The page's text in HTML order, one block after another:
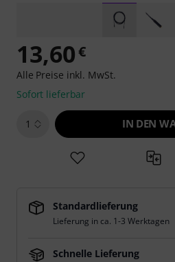
13,60€
Alle Preise inkl. MwSt.
Sofort lieferbar
1 IN DEN
Standardlieferung
Lieferung in ca. 1-3 Werktagen
Schnelle Lieferung